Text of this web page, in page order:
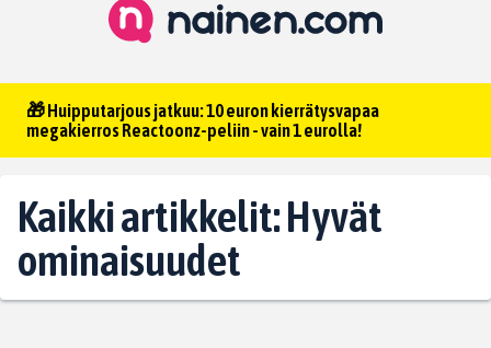
🎁 Huipputarjous jatkuu: 10 euron kierrätysvapaa
megakierros Reactoonz-peliin - vain 1 eurolla!
Kaikki artikkelit: Hyvät
ominaisuudet